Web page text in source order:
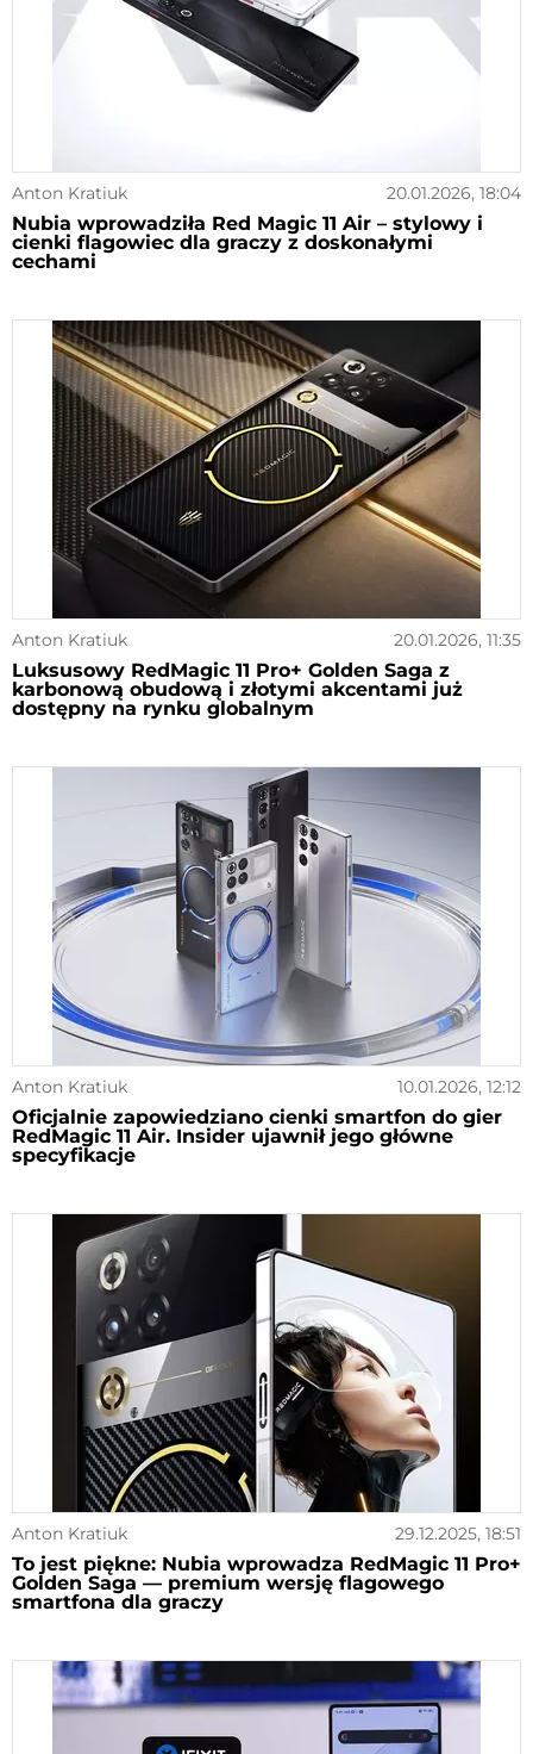
Anton Kratiuk 20.01.2026, 18:04
Nubia wprowadziła Red Magic 11 Air – stylowy i
cienki flagowiec dla graczy z doskonałymi
cechami
Anton Kratiuk 20.01.2026, 11:35
Luksusowy RedMagic 11 Pro+ Golden Saga z
karbonową obudową i złotymi akcentami już
dostępny na rynku globalnym
Anton Kratiuk 10.01.2026, 12:12
Oficjalnie zapowiedziano cienki smartfon do gier
RedMagic 11 Air. Insider ujawnił jego główne
specyfikacje
Anton Kratiuk 29.12.2025, 18:51
To jest piękne: Nubia wprowadza RedMagic 11 Pro+
Golden Saga — premium wersję flagowego
smartfona dla graczy